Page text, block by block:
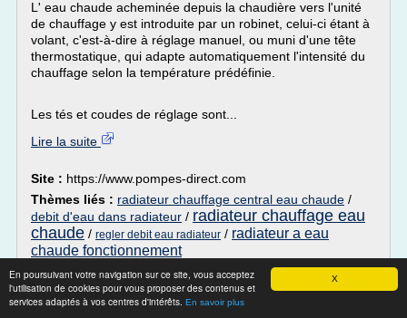
X
En poursuivant votre navigation sur ce site, vous acceptez
l'utilisation de cookies pour vous proposer des contenus et
services adaptés à vos centres d'intérêts. En savoir plus
L' eau chaude acheminée depuis la chaudière vers l'unité
de chauffage y est introduite par un robinet, celui-ci étant à
volant, c'est-à-dire à réglage manuel, ou muni d'une tête
thermostatique, qui adapte automatiquement l'intensité du
chauffage selon la température prédéfinie.
Les tés et coudes de réglage sont...
Lire la suite
Site : https://www.pompes-direct.com
Thèmes liés : radiateur chauffage central eau chaude /
debit d'eau dans radiateur / radiateur chauffage eau
chaude / regler debit eau radiateur / radiateur a eau
chaude fonctionnement
radiateur chaud en haut et froid en bas -
Page 1 - yAronet